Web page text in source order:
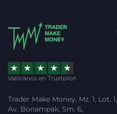
Valóranos en Trustpilot
Trader Make Money, Mz. 1, Lot. 1,
Av. Bonampak, Sm. 6,